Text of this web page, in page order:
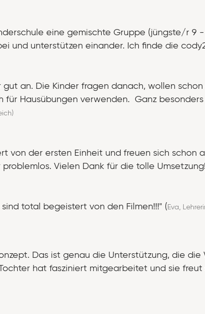
eine gemischte Gruppe (jüngste/r
und unterstützen einander. Ich finde die
gut an. Die Kinder fragen danach, wollen
für Hausübungen verwenden. Ganz
von der ersten Einheit und freuen sich
Vielen Dank für die tolle
sind total begeistert von den Filmen!!!" ( Eva,
Das ist genau die Unterstützung, die
hat fasziniert mitgearbeitet und sie